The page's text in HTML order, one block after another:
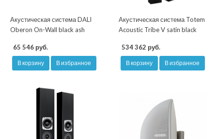
Акустическая система DALI
Oberon On-Wall black ash
65 546 руб.
В корзину В избранное
Акустическая система Totem
Acoustic Tribe V satin black
534 362 руб.
В корзину В избранное